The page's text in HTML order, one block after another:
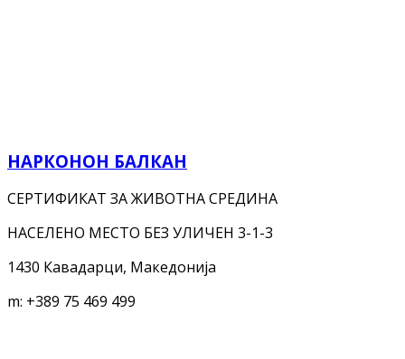
НАРКОНОН БАЛКАН
СЕРТИФИКАТ ЗА ЖИВОТНА СРЕДИНА
НАСЕЛЕНО МЕСТО БЕЗ УЛИЧЕН 3-1-3
1430 Кавадарци, Македонија
m: +389 75 469 499